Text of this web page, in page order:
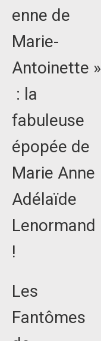
enne de
Marie-
Antoinette »
: la
fabuleuse
épopée de
Marie Anne
Adélaïde
Lenormand
!
Les
Fantômes